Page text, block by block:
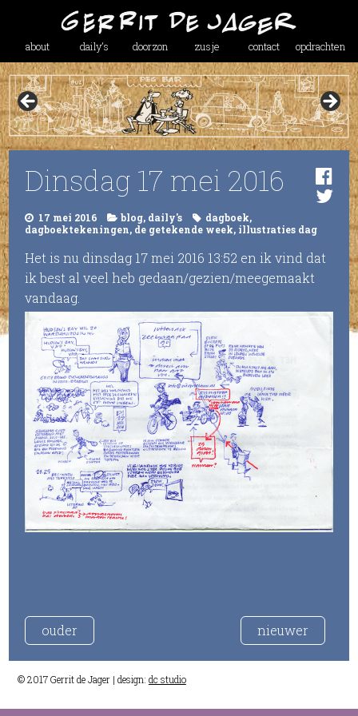
about daily’s doorzon zusje contact opdrachten
Dinsdag 17 mei 2016
17 mei 2016 blog, daily's dagboek,
dagboektekeningen, de getekende week, illustraties dag
Het is nu dinsdag 17 mei 2016 13:52 en ik vind dat
ik best al veel heb gedaan/gezien/meegemaakt
vandaag.
ouder nieuwer
© 2017 Gerrit de Jager | design: dc studio